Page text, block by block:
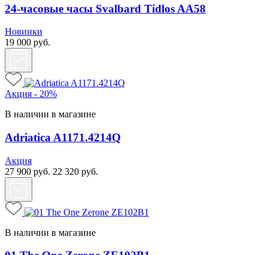
24-часовые часы Svalbard Tidlos AA58
Новинки
19 000 руб.
Акция - 20%
В наличии в магазине
Adriatica A1171.4214Q
Акция
27 900 руб. 22 320 руб.
В наличии в магазине